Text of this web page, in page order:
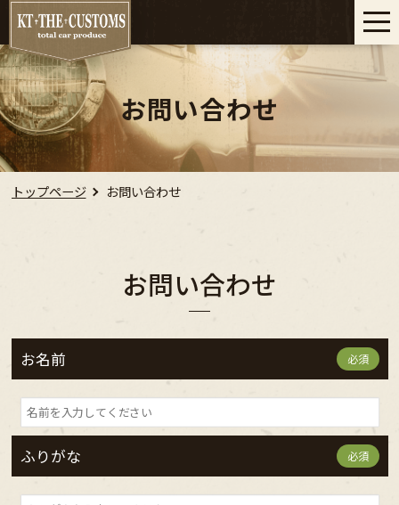
お問い合わせ
トップページ お問い合わせ
お問い合わせ
お名前 必須
ふりがな 必須